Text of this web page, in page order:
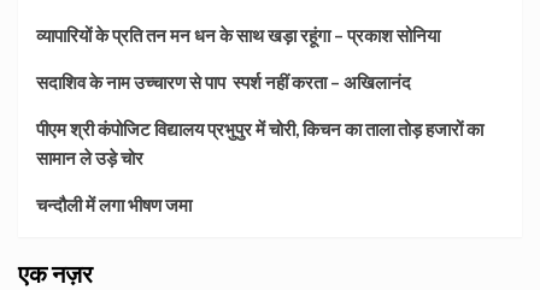
व्यापारियों के प्रति तन मन धन के साथ खड़ा रहूंगा – प्रकाश सोनिया
सदाशिव के नाम उच्चारण से पाप स्पर्श नहीं करता – अखिलानंद
पीएम श्री कंपोजिट विद्यालय प्रभुपुर में चोरी, किचन का ताला तोड़ हजारों का
सामान ले उड़े चोर
चन्दौली में लगा भीषण जमा
एक नज़र